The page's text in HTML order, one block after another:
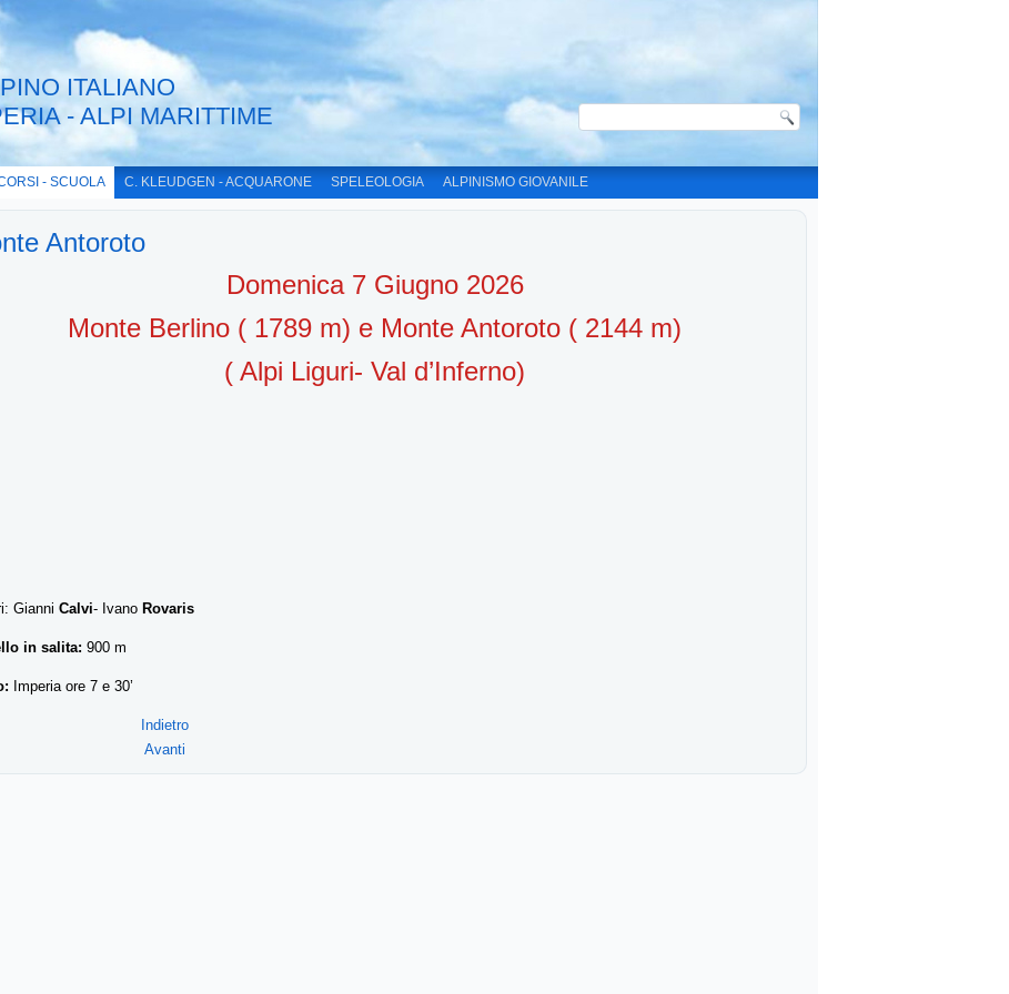
ITALIANO
- ALPI MARITTIME
- SCUOLA C. KLEUDGEN - ACQUARONE SPELEOLOGIA ALPINISMO GIOVANILE
Antoroto
Domenica 7 Giugno 2026
Monte Berlino ( 1789 m) e Monte Antoroto ( 2144 m)
( Alpi Liguri- Val d’Inferno)
Gianni Calvi- Ivano Rovaris
in salita: 900 m
Imperia ore 7 e 30’
Indietro
Avanti